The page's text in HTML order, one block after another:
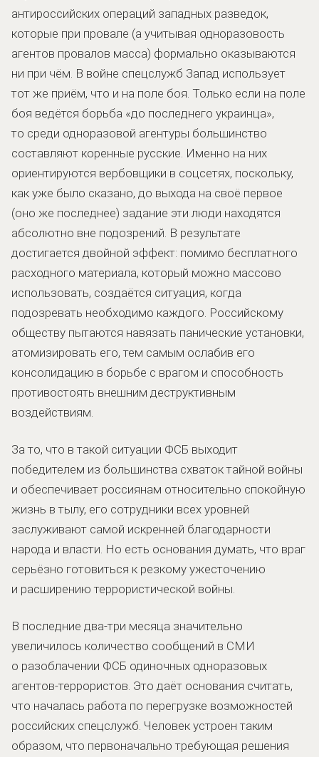
антироссийских операций западных разведок,
которые при провале (а учитывая одноразовость
агентов провалов масса) формально оказываются
ни при чём. В войне спецслужб Запад использует
тот же приём, что и на поле боя. Только если на поле
боя ведётся борьба «до последнего украинца»,
то среди одноразовой агентуры большинство
составляют коренные русские. Именно на них
ориентируются вербовщики в соцсетях, поскольку,
как уже было сказано, до выхода на своё первое
(оно же последнее) задание эти люди находятся
абсолютно вне подозрений. В результате
достигается двойной эффект: помимо бесплатного
расходного материала, который можно массово
использовать, создаётся ситуация, когда
подозревать необходимо каждого. Российскому
обществу пытаются навязать панические установки,
атомизировать его, тем самым ослабив его
консолидацию в борьбе с врагом и способность
противостоять внешним деструктивным
воздействиям.
За то, что в такой ситуации ФСБ выходит
победителем из большинства схваток тайной войны
и обеспечивает россиянам относительно спокойную
жизнь в тылу, его сотрудники всех уровней
заслуживают самой искренней благодарности
народа и власти. Но есть основания думать, что враг
серьёзно готовиться к резкому ужесточению
и расширению террористической войны.
В последние два-три месяца значительно
увеличилось количество сообщений в СМИ
о разоблачении ФСБ одиночных одноразовых
агентов-террористов. Это даёт основания считать,
что началась работа по перегрузке возможностей
российских спецслужб. Человек устроен таким
образом, что первоначально требующая решения